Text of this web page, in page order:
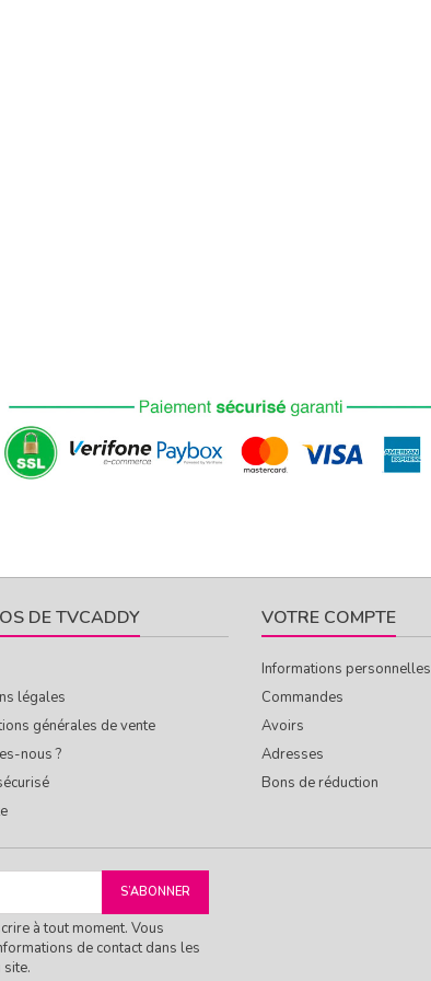
DE TVCADDY
légales
générales de vente
nous ?
VOTRE COMPTE
Informations personnelles
Commandes
Avoirs
Adresses
Bons de réduction
à tout moment. Vous
de contact dans les